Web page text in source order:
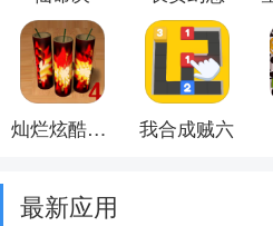
灿烂炫酷模拟器 我合成贼六
最新应用